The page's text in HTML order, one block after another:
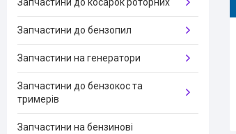
Запчастини до бензопил
Запчастини на генератори
Запчастини до бензокос та
тримерів
Запчастини на бензинові